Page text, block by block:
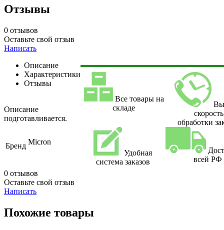
Отзывы
0 отзывов
Оставьте свой отзыв
Написать
Описание
Характеристики
Отзывы
Описание
подготавливается.
Бренд Micron
0 отзывов
Оставьте свой отзыв
Написать
Все товары на
складе
скорость
обработки
Удобная
система заказов
всей РФ
Похожие товары